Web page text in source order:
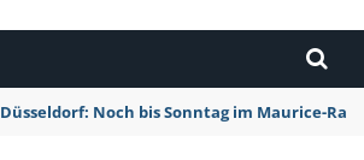
Düsseldorf: Noch bis Sonntag im Maurice-